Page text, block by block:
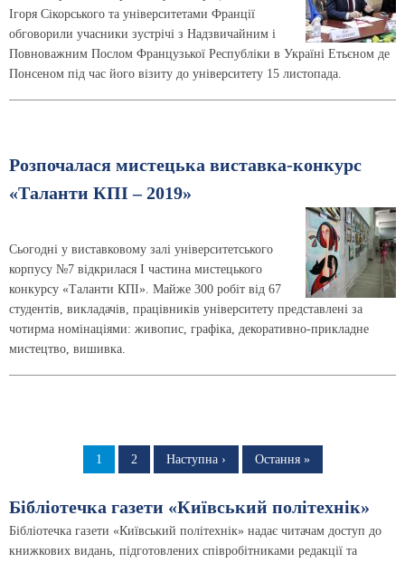
Ігоря Сікорського та університетами Франції
обговорили учасники зустрічі з Надзвичайним і
Повноважним Послом Французької Республіки в Україні Етьєном де
Понсеном під час його візиту до університету 15 листопада.
Розпочалася мистецька виставка-конкурс
«Таланти КПІ – 2019»
Сьогодні у виставковому залі університетського
корпусу №7 відкрилася І частина мистецького
конкурсу «Таланти КПІ». Майже 300 робіт від 67
студентів, викладачів, працівників університету представлені за
чотирма номінаціями: живопис, графіка, декоративно-прикладне
мистецтво, вишивка.
Сторінка
1 Сторінка
2
Наступна
Наступна ›
Остання
Остання »
Бібліотечка газети «Київський політехнік»
Бібліотечка газети «Київський політехнік» надає читачам доступ до
книжкових видань, підготовлених співробітниками редакції та